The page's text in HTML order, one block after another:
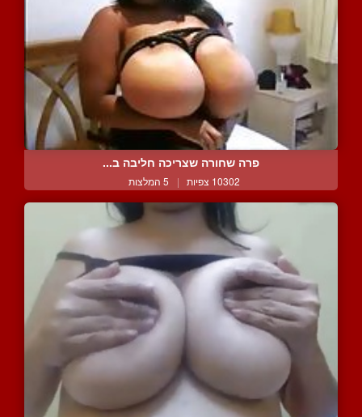
פרה שחורה שצריכה חליבה ב...
10302 צפיות | 5 המלצות